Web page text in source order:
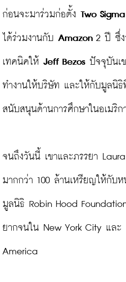
ก่อนจะมาร่วมก่อตั้ง Two Sigma
ได้ร่วมงานกับ Amazon 2 ปี ซึ่ง
เทคนิคให้ Jeff Bezos ปัจจุบันเ
ทํางานให้บริษัท และให้กับมูลนิธิ
สนับสนุนด้านการศึกษาในอเมริก
จนถึงวันนี้ เขาและภรรยา
มากกว่า 100 ล้านเหรียญให้กับ
มูลนิธิ Robin Hood
ยากจนใน New York City แล
America